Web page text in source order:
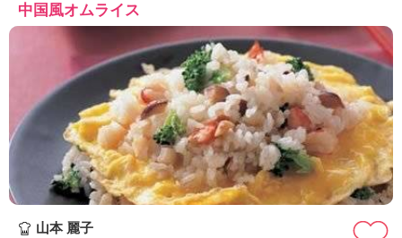
中国風オムライス
山本 麗子